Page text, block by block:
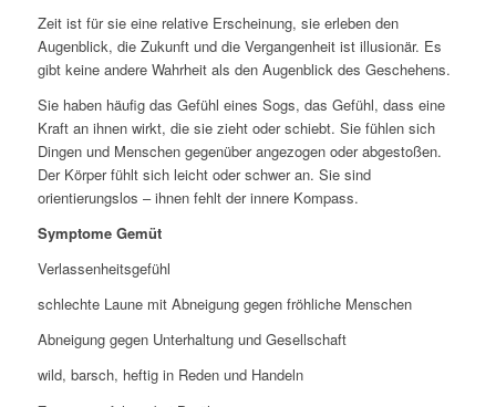
Zeit ist für sie eine relative Erscheinung, sie erleben den
Augenblick, die Zukunft und die Vergangenheit ist illusionär. Es
gibt keine andere Wahrheit als den Augenblick des Geschehens.
Sie haben häufig das Gefühl eines Sogs, das Gefühl, dass eine
Kraft an ihnen wirkt, die sie zieht oder schiebt. Sie fühlen sich
Dingen und Menschen gegenüber angezogen oder abgestoßen.
Der Körper fühlt sich leicht oder schwer an. Sie sind
orientierungslos – ihnen fehlt der innere Kompass.
Symptome Gemüt
Verlassenheitsgefühl
schlechte Laune mit Abneigung gegen fröhliche Menschen
Abneigung gegen Unterhaltung und Gesellschaft
wild, barsch, heftig in Reden und Handeln